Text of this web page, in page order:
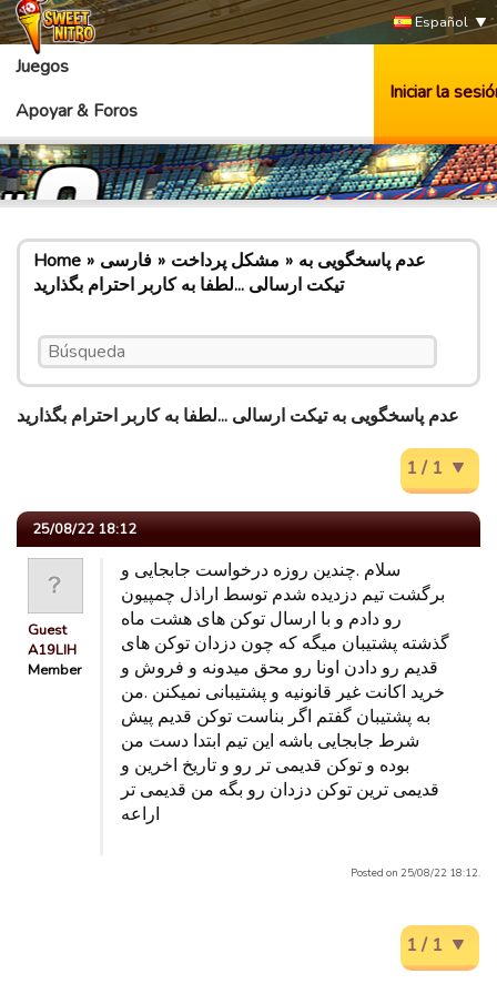
Español
Juegos
Apoyar & Foros
Iniciar la
Home فارسی مشکل پرداخت
عدم پاسخگویی به
تیکت ارسالی ...لطفا به کاربر احترام بگذارید
عدم پاسخگویی به تیکت ارسالی ...لطفا به کاربر احترام بگذارید
1 / 1
25/08/22 18:12
Guest
A19LIH
Member
سلام .چندین روزه درخواست جابجایی و
برگشت تیم دزدیده شدم توسط اراذل چمپیون
رو دادم و با ارسال توکن های هشت ماه
گذشته پشتیبان میگه که چون دزدان توکن های
قدیم رو دادن اونا رو محق میدونه و فروش و
خرید اکانت غیر قانونیه و پشتیبانی نمیکنن .من
به پشتیبان گفتم اگر بناست توکن قدیم پیش
شرط جابجایی باشه این تیم ابتدا دست من
بوده و توکن قدیمی تر رو و تاریخ اخرین و
قدیمی ترین توکن دزدان رو بگه من قدیمی تر
اراعه
Posted on 25/08/22 18:12.
1 / 1